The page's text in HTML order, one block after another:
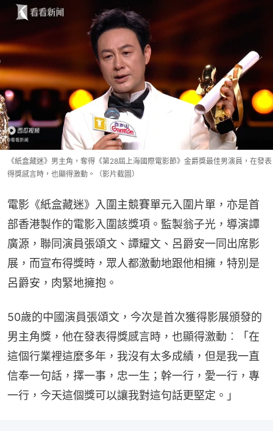
《紙盒藏迷》男主角，奪得《第28屆上海國際電影節》金爵獎最佳男演員，在發表
得獎感言時，也顯得激動。（影片截圖）
電影《紙盒藏迷》入圍主競賽單元入圍片單，亦是首
部香港製作的電影入圍該獎項。監製翁子光，導演譚
廣源，聯同演員張頌文、譚耀文、呂爵安一同出席影
展，而宣布得獎時，眾人都激動地跟他相擁，特別是
呂爵安，肉緊地擁抱。
50歲的中國演員張頌文，今次是首次獲得影展頒發的
男主角獎，他在發表得獎感言時，也顯得激動︰「在
這個行業裡這麼多年，我沒有太多成績，但是我一直
信奉一句話，擇一事，忠一生；幹一行，愛一行，專
一行，今天這個獎可以讓我對這句話更堅定。」